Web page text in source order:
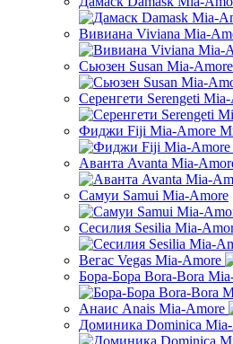
Вивиана Viviana Mia-
Сьюзен Susan Mia-
Серенгети Serengeti
Фиджи Fiji Mia-Amore
Аванта Avanta Mia-
Самуи Samui Mia-Amоrе
Сесилия Sesilia Mia-
Вегас Vegas Mia-Amore
Бора-Бора Bora-Bora
Анаис Anais Mia-Amore
Доминика Dominiсa